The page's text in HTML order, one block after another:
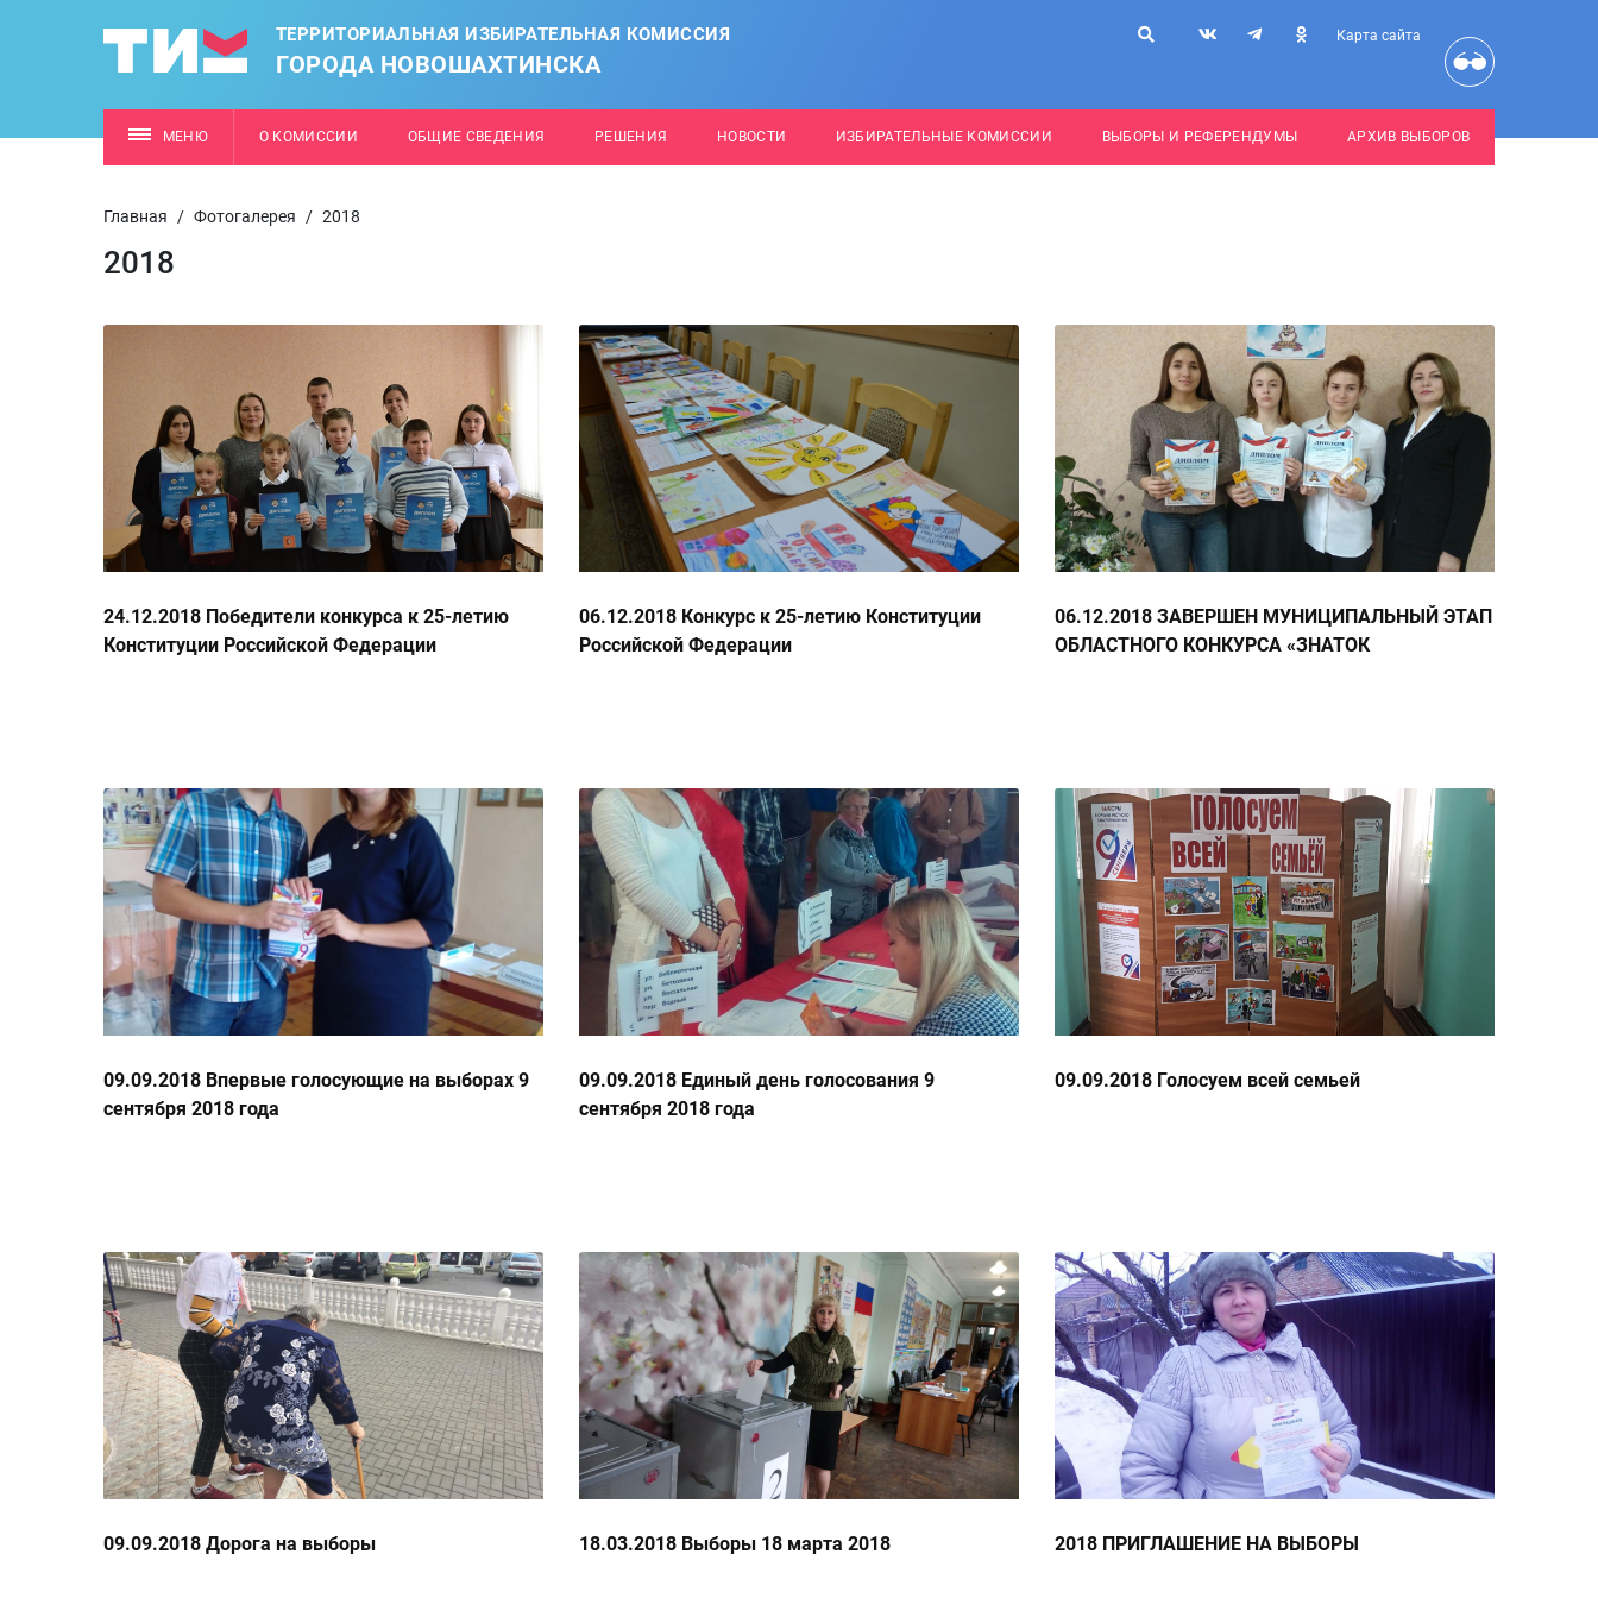
ТЕРРИТОРИАЛЬНАЯ ИЗБИРАТЕЛЬНАЯ КОМИССИЯ
ГОРОДА НОВОШАХТИНСКА
Карта сайта
МЕНЮ О КОМИССИИ ОБЩИЕ СВЕДЕНИЯ РЕШЕНИЯ НОВОСТИ ИЗБИРАТЕЛЬНЫЕ КОМИССИИ ВЫБОРЫ И РЕФЕРЕНДУМЫ АРХИВ ВЫБОРОВ
Главная / Фотогалерея / 2018
2018
24.12.2018 Победители конкурса к 25-летию
Конституции Российской Федерации
06.12.2018 Конкурс к 25-летию Конституции
Российской Федерации
06.12.2018 ЗАВЕРШЕН МУНИЦИПАЛЬНЫЙ ЭТАП
ОБЛАСТНОГО КОНКУРСА «ЗНАТОК
09.09.2018 Впервые голосующие на выборах 9
сентября 2018 года
09.09.2018 Единый день голосования 9
сентября 2018 года
09.09.2018 Голосуем всей семьей
09.09.2018 Дорога на выборы 18.03.2018 Выборы 18 марта 2018 2018 ПРИГЛАШЕНИЕ НА ВЫБОРЫ